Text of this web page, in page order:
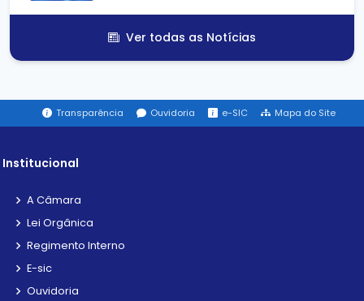
Ver todas as Notícias
Transparência Ouvidoria e-SIC Mapa do Site
Institucional
A Câmara
Lei Orgânica
Regimento Interno
E-sic
Ouvidoria